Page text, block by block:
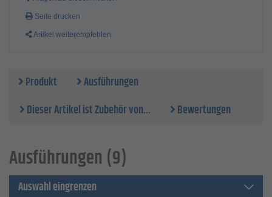
Betriebstemperatur - 2 bis 65°C
Betriebsdruck - 0,3 bis 16 bar
Elementwechsel - alle 12 Monate
Seite drucken
Artikel weiterempfehlen
Produkt
Ausführungen
Dieser Artikel ist Zubehör von...
Bewertungen
Ausführungen (9)
Auswahl eingrenzen